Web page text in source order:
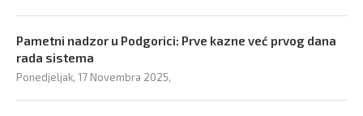
Pametni nadzor u Podgorici: Prve kazne već prvog dana
rada sistema
Ponedjeljak, 17 Novembra 2025,